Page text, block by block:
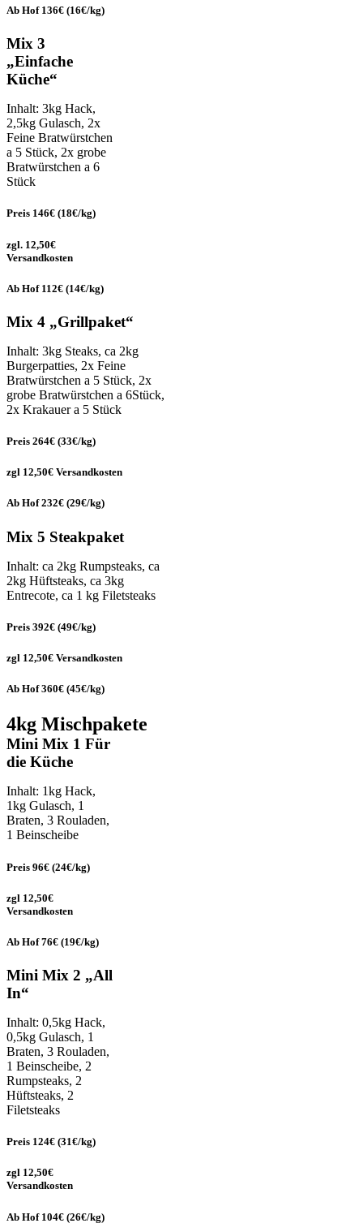
Ab Hof 136€ (16€/kg)
Mix 3
„Einfache
Küche“
Inhalt: 3kg Hack,
2,5kg Gulasch, 2x
Feine Bratwürstchen
a 5 Stück, 2x grobe
Bratwürstchen a 6
Stück
Preis 146€ (18€/kg)
zgl. 12,50€
Versandkosten
Ab Hof 112€ (14€/kg)
Mix 4 „Grillpaket“
Inhalt: 3kg Steaks, ca 2kg
Burgerpatties, 2x Feine
Bratwürstchen a 5 Stück, 2x
grobe Bratwürstchen a 6Stück,
2x Krakauer a 5 Stück
Preis 264€ (33€/kg)
zgl 12,50€ Versandkosten
Ab Hof 232€ (29€/kg)
Mix 5 Steakpaket
Inhalt: ca 2kg Rumpsteaks, ca
2kg Hüftsteaks, ca 3kg
Entrecote, ca 1 kg Filetsteaks
Preis 392€ (49€/kg)
zgl 12,50€ Versandkosten
Ab Hof 360€ (45€/kg)
4kg Mischpakete
Mini Mix 1 Für
die Küche
Inhalt: 1kg Hack,
1kg Gulasch, 1
Braten, 3 Rouladen,
1 Beinscheibe
Preis 96€ (24€/kg)
zgl 12,50€
Versandkosten
Ab Hof 76€ (19€/kg)
Mini Mix 2 „All
In“
Inhalt: 0,5kg Hack,
0,5kg Gulasch, 1
Braten, 3 Rouladen,
1 Beinscheibe, 2
Rumpsteaks, 2
Hüftsteaks, 2
Filetsteaks
Preis 124€ (31€/kg)
zgl 12,50€
Versandkosten
Ab Hof 104€ (26€/kg)